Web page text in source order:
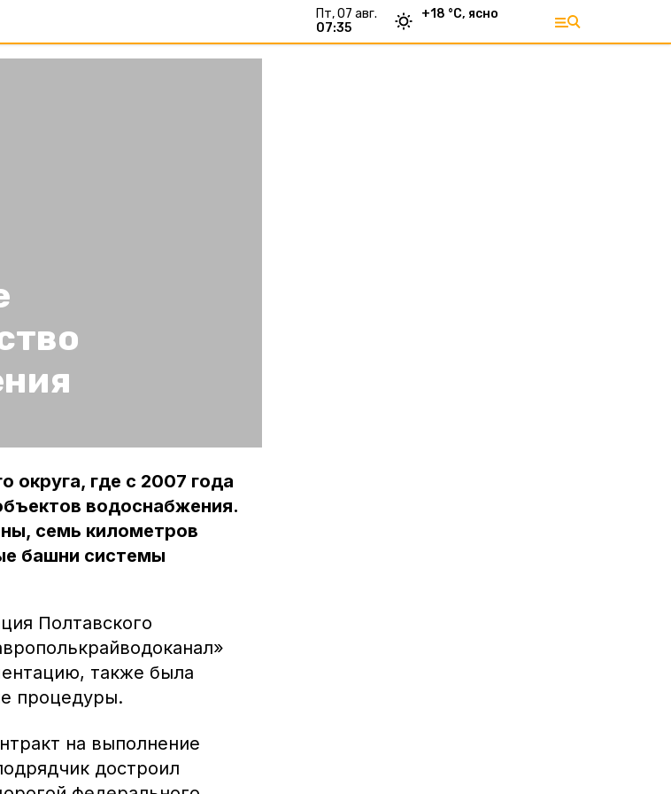
пт, 07 авг.
07:35
+18 °С, ясно
округа, где с 2007 года
водоснабжения.
семь километров
башни системы
Полтавского
также была
процедуры.
на выполнение
достроил